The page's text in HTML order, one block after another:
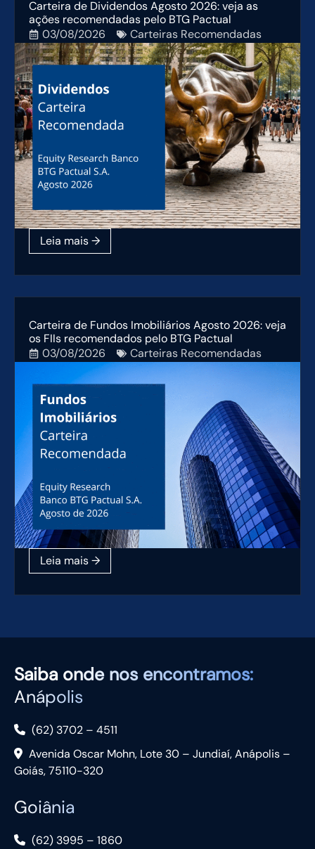
Carteira de Dividendos Agosto 2026: veja as
ações recomendadas pelo BTG Pactual
03/08/2026
Carteiras Recomendadas
Carteira de Fundos Imobiliários Agosto 2026: veja
os FIIs recomendados pelo BTG Pactual
03/08/2026
Carteiras Recomendadas
Saiba onde nos encontramos:
Anápolis
(62) 3702 – 4511
Avenida Oscar Mohn, Lote 30 – Jundiaí, Anápolis –
Goiás, 75110-320
Goiânia
(62) 3995 – 1860